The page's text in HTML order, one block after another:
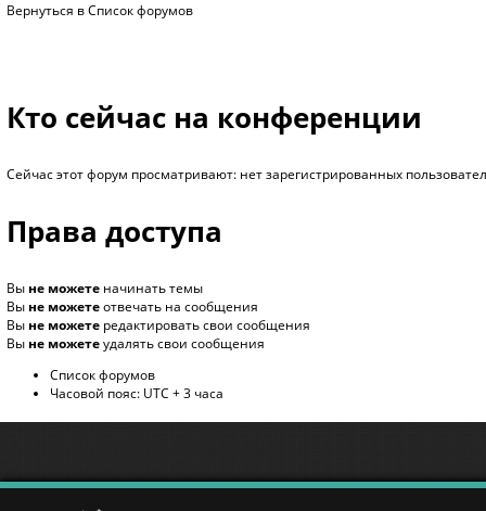
Вернуться в Список форумов
Кто сейчас на конференции
Сейчас этот форум просматривают: нет зарегистрированных
Права доступа
Вы не можете начинать темы
Вы не можетеотвечать на сообщения
Вы не можете редактировать свои сообщения
Вы не можетеудалять свои сообщения
Список форумов
Часовой пояс: UTC + 3 часа